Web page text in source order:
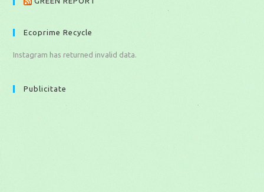
Ecoprime Recycle
Instagram has returned invalid data.
Publicitate